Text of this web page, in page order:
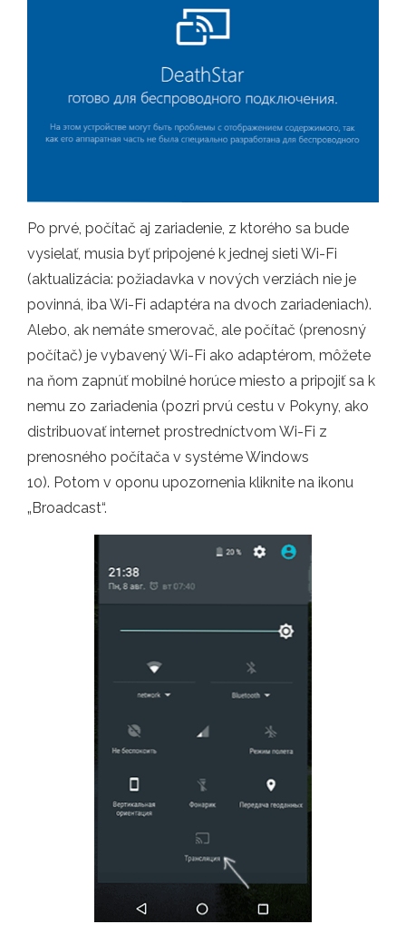
Po prvé, počítač aj zariadenie, z ktorého sa bude
vysielať, musia byť pripojené k jednej sieti Wi-Fi
(aktualizácia: požiadavka v nových verziách nie je
povinná, iba Wi-Fi adaptéra na dvoch zariadeniach).
Alebo, ak nemáte smerovač, ale počítač (prenosný
počítač) je vybavený Wi-Fi ako adaptérom, môžete
na ňom zapnúť mobilné horúce miesto a pripojiť sa k
nemu zo zariadenia (pozri prvú cestu v Pokyny, ako
distribuovať internet prostredníctvom Wi-Fi z
prenosného počítača v systéme Windows
10). Potom v oponu upozornenia kliknite na ikonu
„Broadcast“.